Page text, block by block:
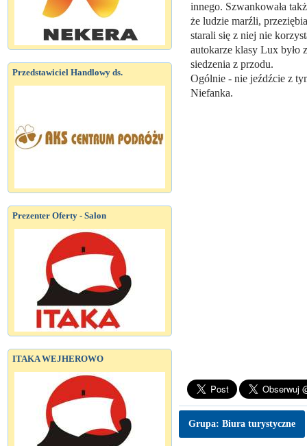
Przedstawiciel Handlowy ds.
Prezenter Oferty - Salon
ITAKA WEJHEROWO
innego. Szwankowała
że ludzie marźli,
starali się z niej nie
autokarze klasy Lux było
siedzenia z przodu.
Ogólnie - nie jeźdźcie z
Niefanka.
Grupa: Biura turystyczne